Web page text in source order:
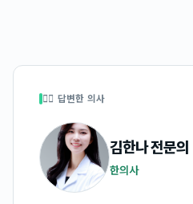
👩‍⚕️ 답변한 의사
김한나전문의
한의사